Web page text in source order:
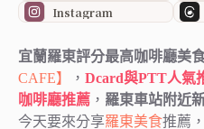
Instagram
宜蘭羅東評分最高咖啡廳美
CAFE】
， Dcard與PTT人氣
咖啡廳推薦 ， 羅東車站附近
今天要來分享羅東美食推薦